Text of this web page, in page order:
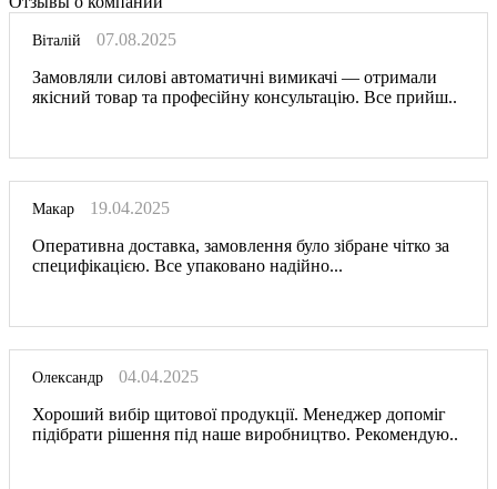
Віталій
07.08.2025
Замовляли силові автоматичні вимикачі — отримали
якісний товар та професійну консультацію. Все прийш..
Макар
19.04.2025
Оперативна доставка, замовлення було зібране чітко за
специфікацією. Все упаковано надійно...
Олександр
04.04.2025
Хороший вибір щитової продукції. Менеджер допоміг
підібрати рішення під наше виробництво. Рекомендую..